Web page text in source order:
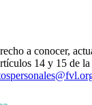
a conocer,
14 y 15 de